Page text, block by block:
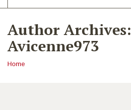
Author Archives:
Avicenne973
Home